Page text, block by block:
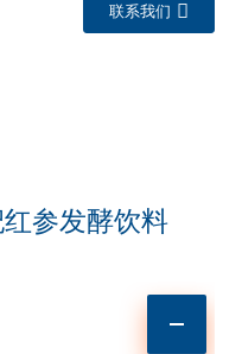
联系我们
参发酵饮料